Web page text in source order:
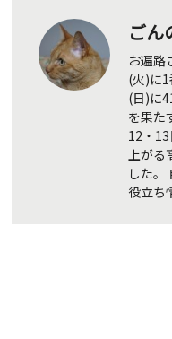
ごん
お遍路
(火)に
(日)に
を果た
12・
上が
した。
役立ち